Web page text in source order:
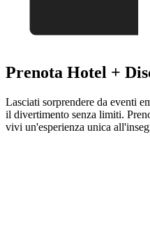
Prenota Hotel +
Lasciati sorprendere da eventi
il divertimento senza limiti.
vivi un'esperienza unica